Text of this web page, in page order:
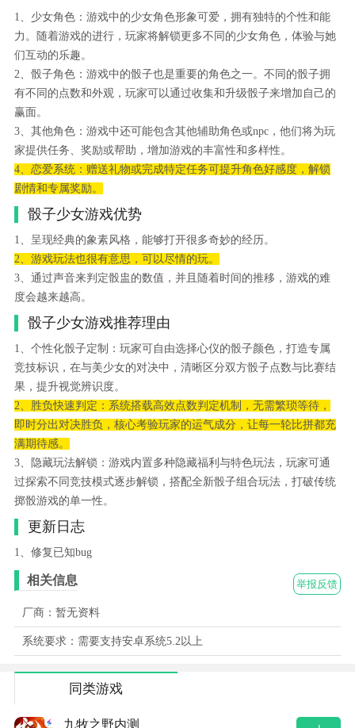
1、少女角色：游戏中的少女角色形象可爱，拥有独特的个性和能
力。随着游戏的进行，玩家将解锁更多不同的少女角色，体验与她
们互动的乐趣。
2、骰子角色：游戏中的骰子也是重要的角色之一。不同的骰子拥
有不同的点数和外观，玩家可以通过收集和升级骰子来增加自己的
赢面。
3、其他角色：游戏中还可能包含其他辅助角色或npc，他们将为玩
家提供任务、奖励或帮助，增加游戏的丰富性和多样性。
4、恋爱系统：赠送礼物或完成特定任务可提升角色好感度，解锁
剧情和专属奖励。
骰子少女游戏优势
1、呈现经典的象素风格，能够打开很多奇妙的经历。
2、游戏玩法也很有意思，可以尽情的玩。
3、通过声音来判定骰盅的数值，并且随着时间的推移，游戏的难
度会越来越高。
骰子少女游戏推荐理由
1、个性化骰子定制：玩家可自由选择心仪的骰子颜色，打造专属
竞技标识，在与美少女的对决中，清晰区分双方骰子点数与比赛结
果，提升视觉辨识度。
2、胜负快速判定：系统搭载高效点数判定机制，无需繁琐等待，
即时分出对决胜负，核心考验玩家的运气成分，让每一轮比拼都充
满期待感。
3、隐藏玩法解锁：游戏内置多种隐藏福利与特色玩法，玩家可通
过探索不同竞技模式逐步解锁，搭配全新骰子组合玩法，打破传统
掷骰游戏的单一性。
更新日志
1、修复已知bug
举报反馈
相关信息
厂商：暂无资料
系统要求：需要支持安卓系统5.2以上
同类游戏
九牧之野内测